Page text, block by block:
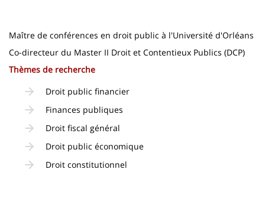
la
page
principale
Maître de conférences en droit public à l'Université d'Orléans
Co-directeur du Master II Droit et Contentieux Publics (DCP)
Thèmes de recherche
Droit public financier
Finances publiques
Droit fiscal général
Droit public économique
Droit constitutionnel